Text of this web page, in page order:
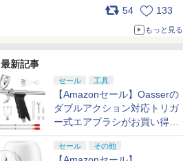
54 133
もっと見る
最新記事
セール 工具
【Amazonセール】Oasserの
ダブルアクション対応トリガ
ー式エアブラシがお買い得価
格で登場！
セール その他